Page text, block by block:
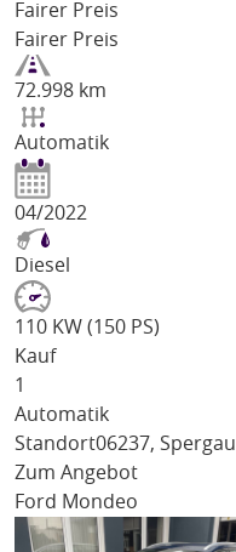
Fairer Preis
Fairer Preis
72.998 km
Automatik
04/2022
Diesel
110 KW (150 PS)
Kauf
1
Automatik
Standort06237, Spergau
Zum Angebot
Ford Mondeo